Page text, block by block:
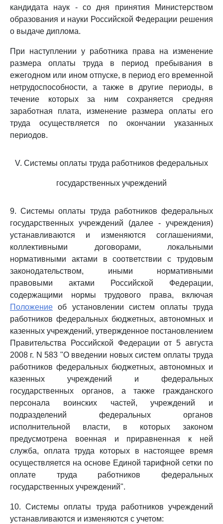
кандидата наук - со дня принятия Министерством
образования и науки Российской Федерации решения
о выдаче диплома.
При наступлении у работника права на изменение
размера оплаты труда в период пребывания в
ежегодном или ином отпуске, в период его временной
нетрудоспособности, а также в другие периоды, в
течение которых за ним сохраняется средняя
заработная плата, изменение размера оплаты его
труда осуществляется по окончании указанных
периодов.
V. Системы оплаты труда работников федеральных
государственных учреждений
9. Системы оплаты труда работников федеральных
государственных учреждений (далее - учреждения)
устанавливаются и изменяются соглашениями,
коллективными договорами, локальными
нормативными актами в соответствии с трудовым
законодательством, иными нормативными
правовыми актами Российской Федерации,
содержащими нормы трудового права, включая
Положение об установлении систем оплаты труда
работников федеральных бюджетных, автономных и
казенных учреждений, утвержденное постановлением
Правительства Российской Федерации от 5 августа
2008 г. N 583 "О введении новых систем оплаты труда
работников федеральных бюджетных, автономных и
казенных учреждений и федеральных
государственных органов, а также гражданского
персонала воинских частей, учреждений и
подразделений федеральных органов
исполнительной власти, в которых законом
предусмотрена военная и приравненная к ней
служба, оплата труда которых в настоящее время
осуществляется на основе Единой тарифной сетки по
оплате труда работников федеральных
государственных учреждений".
10. Системы оплаты труда работников учреждений
устанавливаются и изменяются с учетом: